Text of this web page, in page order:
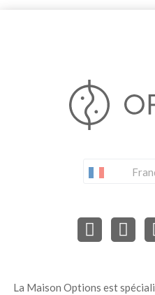
La Maison Options est